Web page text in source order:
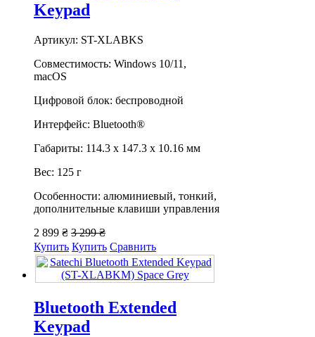
Keypad
Артикул: ST-XLABKS
Совместимость: Windows 10/11,
macOS
Цифровой блок: беспроводной
Интерфейс: Bluetooth®
Габариты: 114.3 х 147.3 х 10.16 мм
Вес: 125 г
Особенности: алюминиевый, тонкий,
дополнительные клавиши управления
2 899 ₴ 3 299 ₴
Купить Купить Сравнить
Bluetooth Extended
Keypad